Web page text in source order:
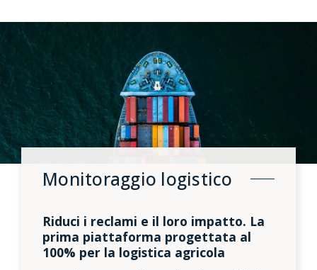
Monitoraggio logistico
Riduci i reclami e il loro impatto. La
prima piattaforma progettata al
100% per la logistica agricola